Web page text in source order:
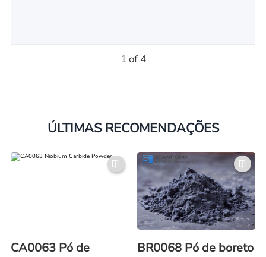
1 of 4
ÚLTIMAS RECOMENDAÇÕES
CA0063 Pó de BR0068 Pó de boreto